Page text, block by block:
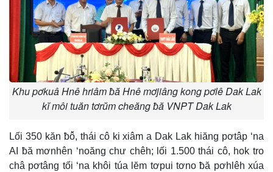
Khu pơkuâ Hnê hriâm ƀă Hnê mơjiâng kong pơlê Dak Lak
kĭ môi tuăn tơrŭm cheăng ƀă VNPT Dak Lak
Lối 350 kăn ƀô̆, thái cô ki xiâm a Dak Lak hiăng pơtâp ‘na
AI ƀă mơnhên ‘noăng chư chêh; lối 1.500 thái cô, hok tro
châ pơtâng tối ‘na khôi túa lĕm tơpui tơno ƀă pơhlêh xúa